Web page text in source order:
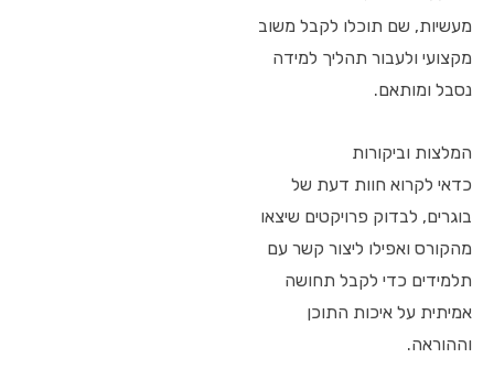
מעשיות, שם תוכלו לקבל משוב
מקצועי ולעבור תהליך למידה
נסבל ומותאם.
המלצות וביקורות
כדאי לקרוא חוות דעת של
בוגרים, לבדוק פרויקטים שיצאו
מהקורס ואפילו ליצור קשר עם
תלמידים כדי לקבל תחושה
אמיתית על איכות התוכן
וההוראה.